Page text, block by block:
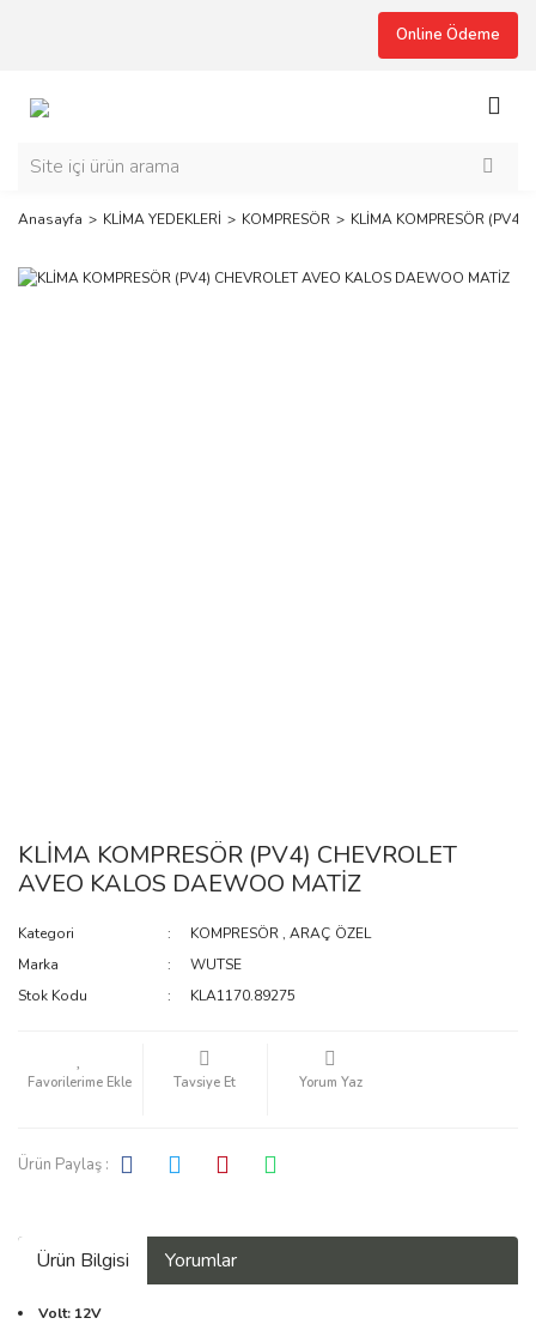
Online Ödeme
Anasayfa KLİMA YEDEKLERİ KOMPRESÖR KLİMA KOMPRESÖR (PV4)
KLİMA KOMPRESÖR (PV4) CHEVROLET
AVEO KALOS DAEWOO MATİZ
Kategori KOMPRESÖR ,ARAÇ ÖZEL
Marka
WUTSE
Stok Kodu
KLA1170.89275
Tavsiye Et Yorum Yaz
Ürün Paylaş :
Ürün Bilgisi Yorumlar
Volt: 12V